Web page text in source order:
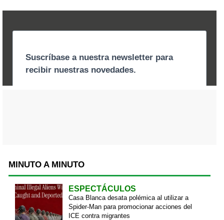
MINUTO A MINUTO
ESPECTÁCULOS
Casa Blanca desata polémica al utilizar a
Spider-Man para promocionar acciones del
ICE contra migrantes